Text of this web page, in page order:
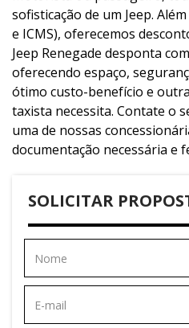
sofisticação de um Jeep.
e ICMS), oferecemos
Jeep Renegade desponta
oferecendo espaço,
ótimo custo-benefício e
taxista necessita. Contate o
uma de nossas
documentação necessária e
SOLICITAR